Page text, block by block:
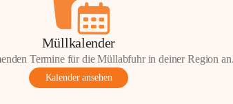
Müllkalender
Termine für die Müllabfuhr in deiner Region
Kalender ansehen